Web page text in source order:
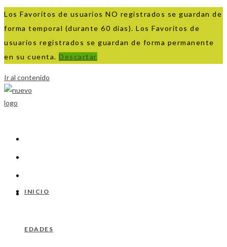
Los Favoritos de usuarios NO registrados se guardan de
forma temporal (durante 60 días). Los Favoritos de
usuarios registrados se guardan de forma permanente
en su cuenta. Descartar
Ir al contenido
INICIO
EDADES